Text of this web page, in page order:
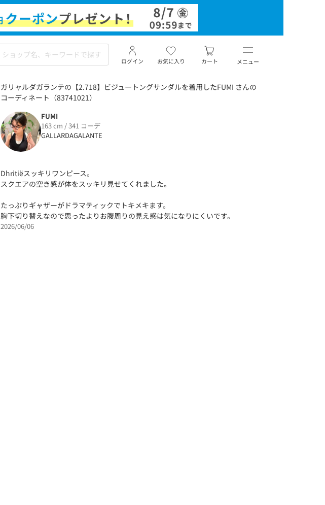
メニュー
お気に入り
ログイン カート
ガリャルダガランテの【2.718】ビジュートングサンダルを着用したFUMI さんの
コーディネート（83741021）
FUMI
163 cm / 341 コーデ
GALLARDAGALANTE
Dhritiëスッキリワンピース。
スクエアの空き感が体をスッキリ見せてくれました。
たっぷりギャザーがドラマティックでトキメキます。
胸下切り替えなので思ったよりお腹周りの見え感は気になりにくいです。
2026/06/06